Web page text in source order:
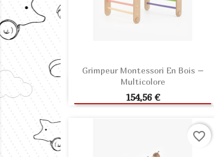
Grimpeur Montessori En Bois –
Multicolore
Prix
154,56 €
AJOUTER AU PANIER
favorite_border